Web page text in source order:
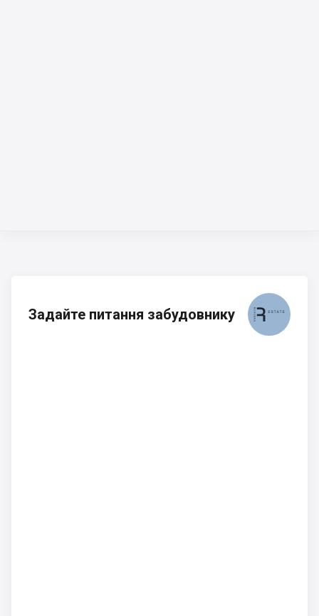
Задайте питання забудовнику